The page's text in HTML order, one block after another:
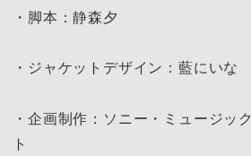
・脚本：静森夕
・ジャケットデザイン：藍にいな
・企画制作：ソニー・ミュージッ
ト